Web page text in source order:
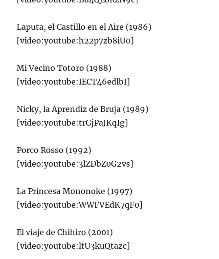
Laputa, el Castillo en el Aire (1986)
[video:youtube:h22p7zb8iU0]
Mi Vecino Totoro (1988)
[video:youtube:IECT46edlbI]
Nicky, la Aprendiz de Bruja (1989)
[video:youtube:trGjPaJKqIg]
Porco Rosso (1992)
[video:youtube:3lZDbZ0G2vs]
La Princesa Mononoke (1997)
[video:youtube:WWFVEdK7qF0]
El viaje de Chihiro (2001)
[video:youtube:ltU3kuQtazc]